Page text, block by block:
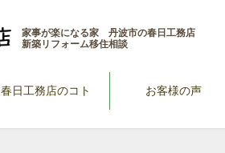
家事が楽になる家 丹波市の春日工務店
新築リフォーム移住相談
春日工務店のコト お客様の声